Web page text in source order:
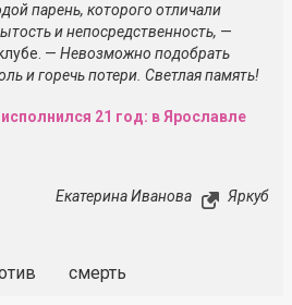
парень, которого отличали
и непосредственность, —
— Невозможно подобрать
и горечь потери. Светлая память!
21 год: в Ярославле
Екатерина Иванова Яркуб
смерть